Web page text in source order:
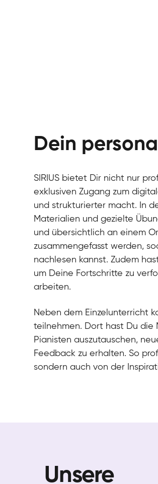
Dein
SIRIUS bietet Dir nicht nur
exklusiven Zugang zum
und strukturierter macht. In
Materialien und gezielte
und übersichtlich an einem
zusammengefasst werden,
nachlesen kannst. Zudem
um Deine Fortschritte zu
arbeiten.
Neben dem Einzelunterricht
teilnehmen. Dort hast Du die
Pianisten auszutauschen,
Feedback zu erhalten. So
sondern auch von der
Unsere